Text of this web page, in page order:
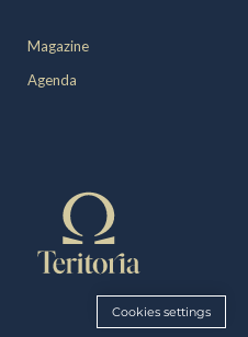
Magazine
Agenda
Cookies settings